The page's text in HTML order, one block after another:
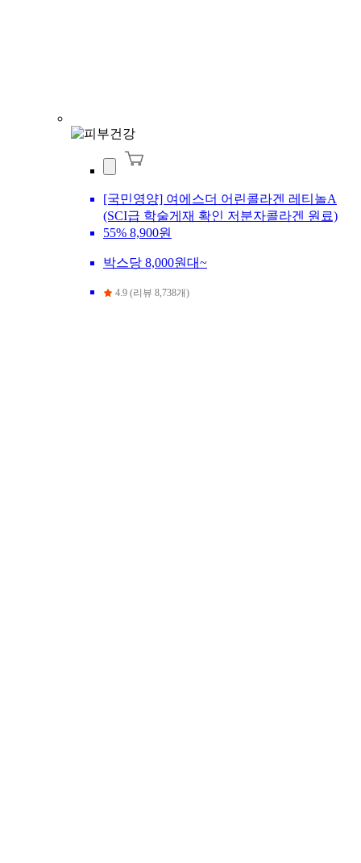
[국민영양] 여에스더 어린콜라겐 레티놀A
(SCI급 학술게재 확인 저분자콜라겐 원료)
55% 8,900원
박스당 8,000원대~
4.9 (리뷰 8,738개)